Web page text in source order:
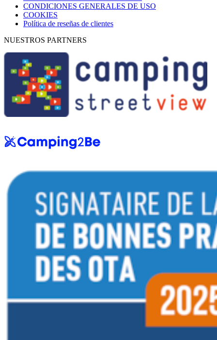
CONDICIONES GENERALES DE USO
COOKIES
Política de reseñas de clientes
NUESTROS PARTNERS